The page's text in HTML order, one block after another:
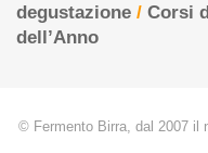
degustazione / Corsi
dell’Anno
© Fermento Birra, dal 2007 il